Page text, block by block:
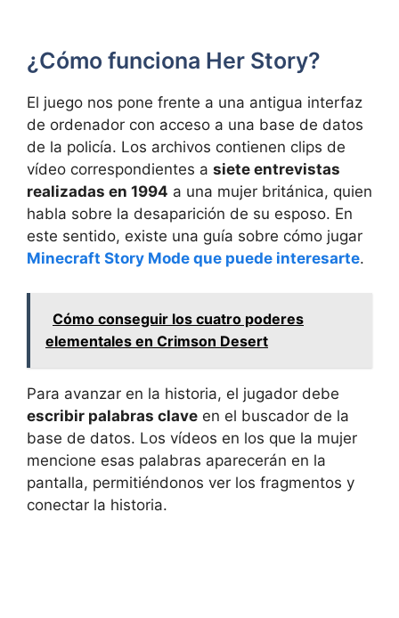
¿Cómo funciona Her Story?
El juego nos pone frente a una antigua interfaz
de ordenador con acceso a una base de datos
de la policía. Los archivos contienen clips de
vídeo correspondientes a siete entrevistas
realizadas en 1994 a una mujer británica, quien
habla sobre la desaparición de su esposo. En
este sentido, existe una guía sobre cómo jugar
Minecraft Story Mode que puede interesarte.
Cómo conseguir los cuatro poderes
elementales en Crimson Desert
Para avanzar en la historia, el jugador debe
escribir palabras clave en el buscador de la
base de datos. Los vídeos en los que la mujer
mencione esas palabras aparecerán en la
pantalla, permitiéndonos ver los fragmentos y
conectar la historia.